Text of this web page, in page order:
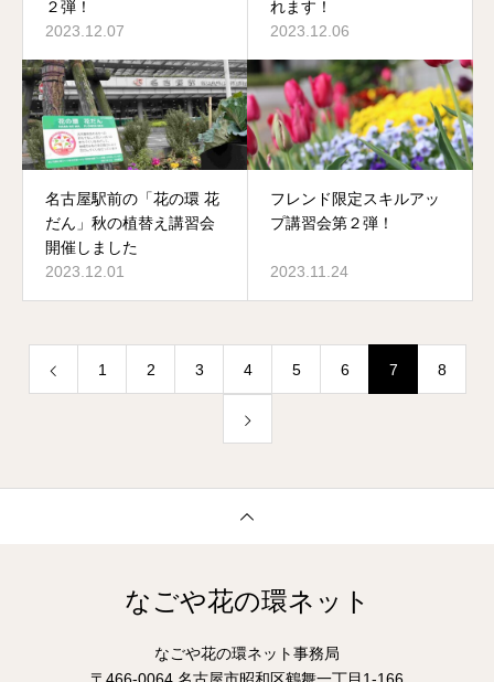
２弾！
2023.12.07
れます！
2023.12.06
名古屋駅前の「花の環 花
だん」秋の植替え講習会
開催しました
2023.12.01
フレンド限定スキルアッ
プ講習会第２弾！
2023.11.24
1 2 3 4 5 6 7 8
なごや花の環ネット
なごや花の環ネット事務局